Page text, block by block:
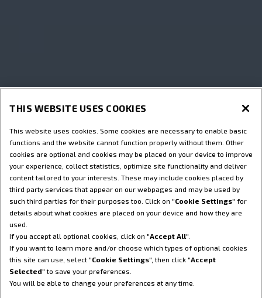
STEYR Welt Worauf du dich verlassen kannst
THIS WEBSITE USES COOKIES
This website uses cookies. Some cookies are necessary to enable basic
functions and the website cannot function properly without them. Other
cookies are optional and cookies may be placed on your device to improve
your experience, collect statistics, optimize site functionality and deliver
content tailored to your interests. These may include cookies placed by
third party services that appear on our webpages and may be used by
such third parties for their purposes too. Click on "Cookie Settings" for
details about what cookies are placed on your device and how they are
used.
If you accept all optional cookies, click on "Accept All".
If you want to learn more and/or choose which types of optional cookies
this site can use, select "Cookie Settings", then click "Accept
Selected" to save your preferences.
You will be able to change your preferences at any time.